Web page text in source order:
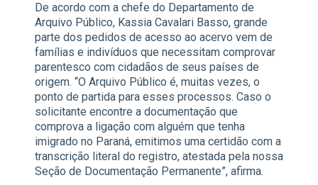
De acordo com a chefe do Departamento de
Arquivo Público, Kassia Cavalari Basso, grande
parte dos pedidos de acesso ao acervo vem de
famílias e indivíduos que necessitam comprovar
parentesco com cidadãos de seus países de
origem. “O Arquivo Público é, muitas vezes, o
ponto de partida para esses processos. Caso o
solicitante encontre a documentação que
comprova a ligação com alguém que tenha
imigrado no Paraná, emitimos uma certidão com a
transcrição literal do registro, atestada pela nossa
Seção de Documentação Permanente”, afirma.